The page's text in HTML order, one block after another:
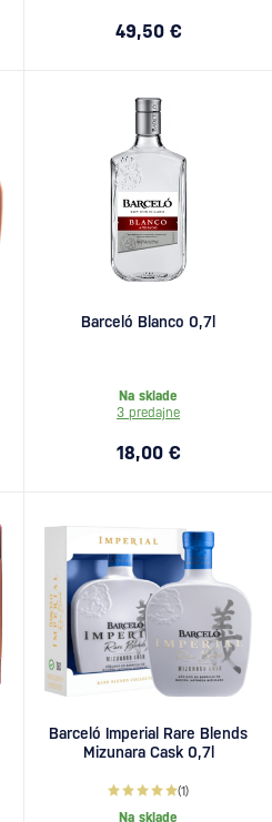
49,50 €
Barceló Blanco 0,7l
Na sklade
3 predajne
18,00 €
Barceló Imperial Rare Blends
Mizunara Cask 0,7l
(1)
Na sklade